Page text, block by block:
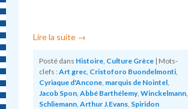
Lire la suite →
Posté dans Histoire Culture Grèce | Mots-
clefs : Art grec Cristoforo Buondelmonti
Cyriaque d'Ancone marquis de Nointel
Jacob Spon ,Abbé Barthélemy,Winckelmann
Schliemann ,Arthur J.Evans Spiridon